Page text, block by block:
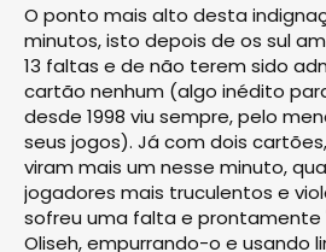
O ponto mais alto desta
minutos, isto depois de os sul
13 faltas e de não terem sido
cartão nenhum (algo inédito
desde 1998 viu sempre, pelo
seus jogos). Já com dois
viram mais um nesse minuto,
jogadores mais truculentos e
sofreu uma falta e prontamente
Oliseh, empurrando-o e usando